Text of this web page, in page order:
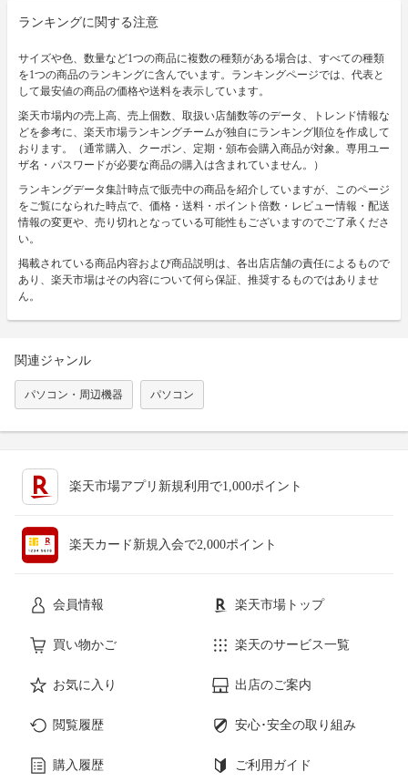
ランキングに関する注意
サイズや色、数量など1つの商品に複数の種類がある場合は、すべての種類
を1つの商品のランキングに含んでいます。ランキングページでは、代表と
して最安値の商品の価格や送料を表示しています。
楽天市場内の売上高、売上個数、取扱い店舗数等のデータ、トレンド情報な
どを参考に、楽天市場ランキングチームが独自にランキング順位を作成して
おります。（通常購入、クーポン、定期・頒布会購入商品が対象。専用ユー
ザ名・パスワードが必要な商品の購入は含まれていません。）
ランキングデータ集計時点で販売中の商品を紹介していますが、このページ
をご覧になられた時点で、価格・送料・ポイント倍数・レビュー情報・配送
情報の変更や、売り切れとなっている可能性もございますのでご了承くださ
い。
掲載されている商品内容および商品説明は、各出店店舗の責任によるもので
あり、楽天市場はその内容について何ら保証、推奨するものではありませ
ん。
関連ジャンル
パソコン・周辺機器 パソコン
楽天市場アプリ新規利用で1,000ポイント
楽天カード新規入会で2,000ポイント
会員情報 楽天市場トップ
買い物かご 楽天のサービス一覧
お気に入り 出店のご案内
閲覧履歴 安心･安全の取り組み
購入履歴 ご利用ガイド